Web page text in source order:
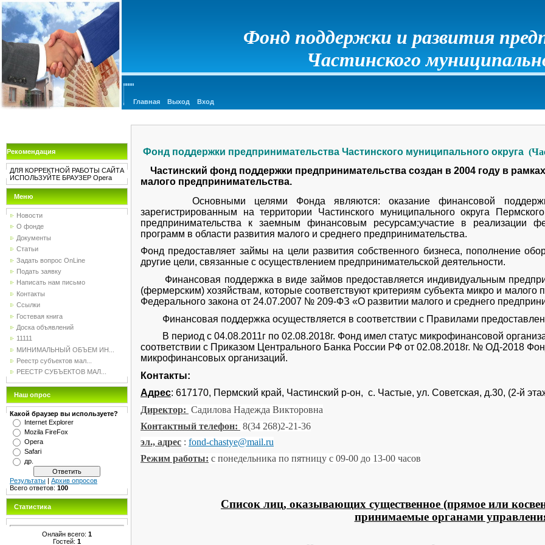
Фонд поддержки и развития
Частинского
Главная Выход Вход
Рекомендация
ДЛЯ КОРРЕКТНОЙ РАБОТЫ САЙТА
ИСПОЛЬЗУЙТЕ БРАУЗЕР Opera
Меню
Новости
О фонде
Документы
Статьи
Задать вопрос OnLine
Подать заявку
Написать нам письмо
Контакты
Ссылки
Гостевая книга
Доска объявлений
11111
МИНИМАЛЬНЫЙ ОБЪЕМ ИН...
Реестр субъектов мал...
РЕЕСТР СУБЪЕКТОВ МАЛ...
Наш опрос
Какой браузер вы используете?
Internet Explorer
Mozila FireFox
Opera
Safari
др.
Результаты | Архив опросов
Всего ответов: 100
Статистика
Онлайн всего: 1
Гостей: 1
Фонд поддержки предпринимательства Частинского муниципального округа
Частинский фонд поддержки предпринимательства создан в 2004 году в
малого предпринимательства.
Основными целями Фонда являются: оказание финансовой поддержки
зарегистрированным на территории Частинского муниципального округа
предпринимательства к заемным финансовым ресурсам;участие в реализации
программ в области развития малого и среднего предпринимательства.
Фонд предоставляет займы на цели развития собственного бизнеса, пополнение
другие цели, связанные с осуществлением предпринимательской деятельности.
Финансовая поддержка в виде займов предоставляется индивидуальным
(фермерским) хозяйствам, которые соответствуют критериям субъекта микро и малого
Федерального закона от 24.07.2007 № 209-ФЗ «О развитии малого и среднего
Финансовая поддержка осуществляется в соответствии с Правилами
В период с 04.08.2011г по 02.08.2018г. Фонд имел статус микрофинансовой
соответствии с Приказом Центрального Банка России РФ от 02.08.2018г. № ОД-2018
микрофинансовых организаций.
Контакты:
Адрес: 617170, Пермский край, Частинский р-он, с. Частые, ул. Советская, д.30, (2-й
Директор: Садилова Надежда Викторовна
Контактный телефон: 8(34 268)2-21-36
эл., адрес : fond-chastye@mail.ru
Режим работы: с понедельника по пятницу с 09-00 до 13-00 часов
Список лиц, оказывающих существенное (прямое или
принимаемые органами